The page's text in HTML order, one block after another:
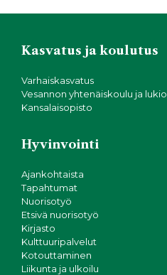
Kasvatus ja koulutus
Varhaiskasvatus
Vesannon yhtenäiskoulu ja lukio
Kansalaisopisto
Hyvinvointi
Ajankohtaista
Tapahtumat
Nuorisotyö
Etsivä nuorisotyö
Kirjasto
Kulttuuripalvelut
Kotouttaminen
Liikunta ja ulkoilu